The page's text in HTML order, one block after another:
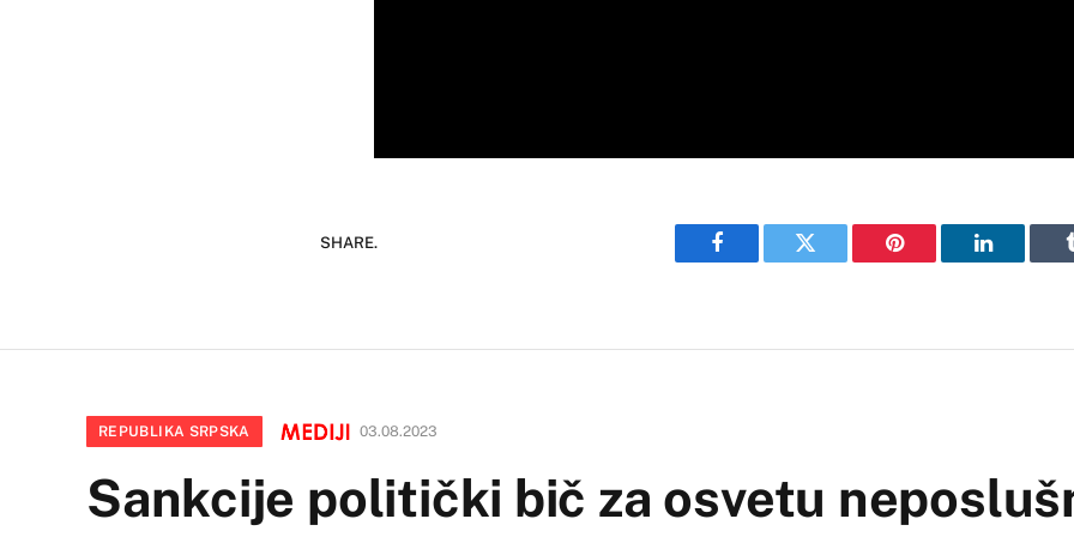
SHARE.
Facebook Twitter Pinterest LinkedIn
REPUBLIKA SRPSKA 03.08.2023
Sankcije politički bič za osvetu